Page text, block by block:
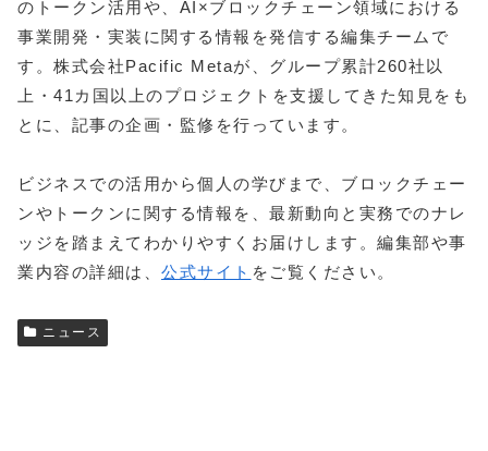
のトークン活用や、AI×ブロックチェーン領域における
事業開発・実装に関する情報を発信する編集チームで
す。株式会社Pacific Metaが、グループ累計260社以
上・41カ国以上のプロジェクトを支援してきた知見をも
とに、記事の企画・監修を行っています。
ビジネスでの活用から個人の学びまで、ブロックチェー
ンやトークンに関する情報を、最新動向と実務でのナレ
ッジを踏まえてわかりやすくお届けします。編集部や事
業内容の詳細は、 公式サイト をご覧ください。
ニュース